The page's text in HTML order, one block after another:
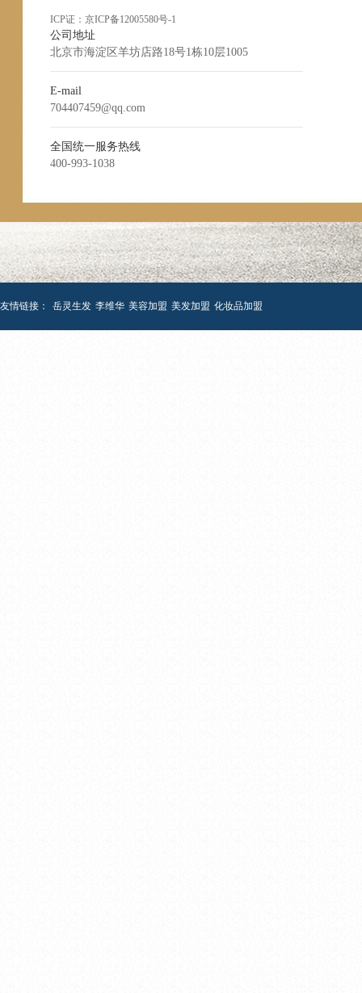
ICP证： 京ICP备12005580号-1
公司地址
北京市海淀区羊坊店路18号1栋10层1005
E-mail
704407459@qq.com
全国统一服务热线
400-993-1038
友情链接： 岳灵生发 李维华 美容加盟 美发加盟 化妆品加盟